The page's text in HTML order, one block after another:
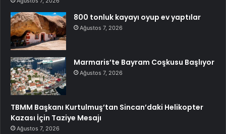
800 tonluk kayayı oyup ev yaptılar
Ağustos 7, 2026
Marmaris’te Bayram Coşkusu Başlıyor
Ağustos 7, 2026
TBMM Başkanı Kurtulmuş’tan Sincan’daki Helikopter
Kazası İçin Taziye Mesajı
Ağustos 7, 2026